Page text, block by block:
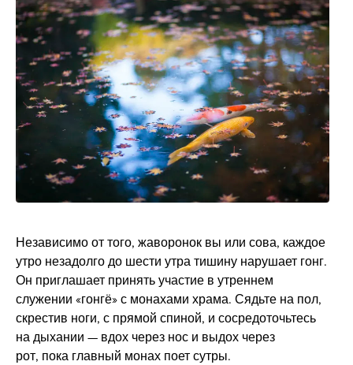
Независимо от того, жаворонок вы или сова, каждое
утро незадолго до шести утра тишину нарушает гонг.
Он приглашает принять участие в утреннем
служении «гонгё» с монахами храма. Сядьте на пол,
скрестив ноги, с прямой спиной, и сосредоточьтесь
на дыхании — вдох через нос и выдох через
рот, пока главный монах поет сутры.